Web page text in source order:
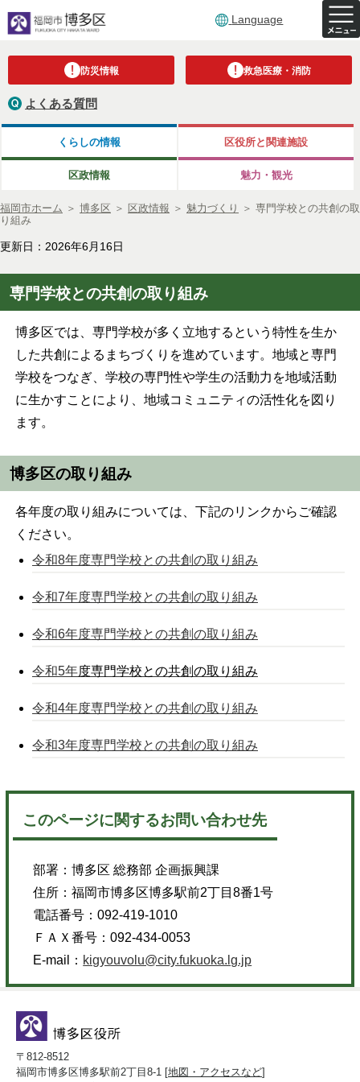
Language
防災情報 救急医療・消防
よくある質問
くらしの情報 区役所と関連施設
区政情報 魅力・観光
福岡市ホーム ＞ 博多区 ＞ 区政情報 ＞ 魅力づくり ＞ 専門学校との共創の取
り組み
更新日：2026年6月16日
専門学校との共創の取り組み
博多区では、専門学校が多く立地するという特性を生か
した共創によるまちづくりを進めています。地域と専門
学校をつなぎ、学校の専門性や学生の活動力を地域活動
に生かすことにより、地域コミュニティの活性化を図り
ます。
博多区の取り組み
各年度の取り組みについては、下記のリンクからご確認
ください。
令和8年度専門学校との共創の取り組み
令和7年度専門学校との共創の取り組み
令和6年度専門学校との共創の取り組み
令和5年度専門学校との共創の取り組み
令和4年度専門学校との共創の取り組み
令和3年度専門学校との共創の取り組み
このページに関するお問い合わせ先
部署：博多区 総務部 企画振興課
住所：福岡市博多区博多駅前2丁目8番1号
電話番号：092-419-1010
ＦＡＸ番号：092-434-0053
E-mail： kigyouvolu@city.fukuoka.lg.jp
〒812-8512
福岡市博多区博多駅前2丁目8-1 [地図・アクセスなど]